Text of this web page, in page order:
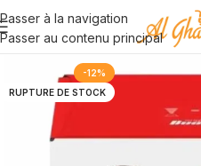
Passer à la navigation
Passer au contenu principal
-12%
RUPTURE DE STOCK